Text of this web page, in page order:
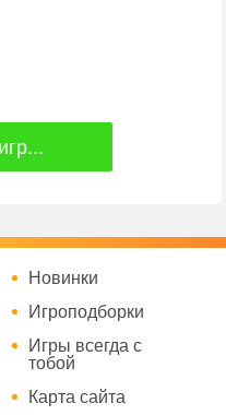
Новинки
Игроподборки
Игры всегда с
тобой
Карта сайта